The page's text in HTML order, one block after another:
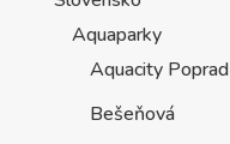
Aquaparky
Aquacity Poprad
Bešeňová